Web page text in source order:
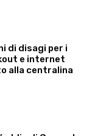
di disagi per i
e internet
alla centralina